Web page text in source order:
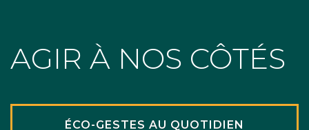
AGIR À NOS CÔTÉS
ÉCO-GESTES AU QUOTIDIEN